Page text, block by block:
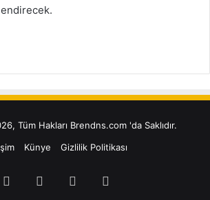
Tüm Hakları Brendns.com 'da Saklıdır.
Künye Gizlilik Politikası
FacebookTwitter YouTube